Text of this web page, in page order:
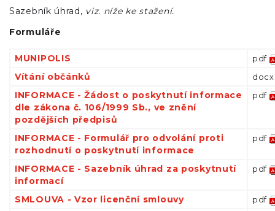
Sazebník úhrad, viz. níže ke stažení.
Formuláře
MUNIPOLIS pdf
Vítání občánků docx
INFORMACE - Žádost o poskytnutí informace
dle zákona č. 106/1999 Sb., ve znění
pozdějších předpisů
pdf
INFORMACE - Formulář pro odvolání proti
rozhodnutí o poskytnutí informace
pdf
INFORMACE - Sazebník úhrad za poskytnutí
informací
pdf
SMLOUVA - Vzor licenční smlouvy pdf